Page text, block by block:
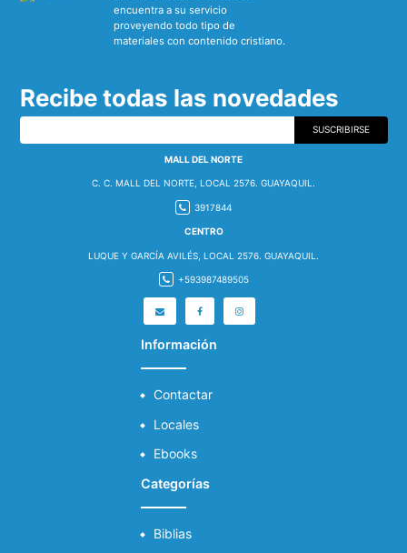
encuentra a su servicio
proveyendo todo tipo de
materiales con contenido cristiano.
Recibe todas las novedades
SUSCRIBIRSE
MALL DEL NORTE
C. C. MALL DEL NORTE, LOCAL 2576. GUAYAQUIL.
3917844
CENTRO
LUQUE Y GARCÍA AVILÉS, LOCAL 2576. GUAYAQUIL.
+593987489505
Información
Contactar
Locales
Ebooks
Categorías
Biblias